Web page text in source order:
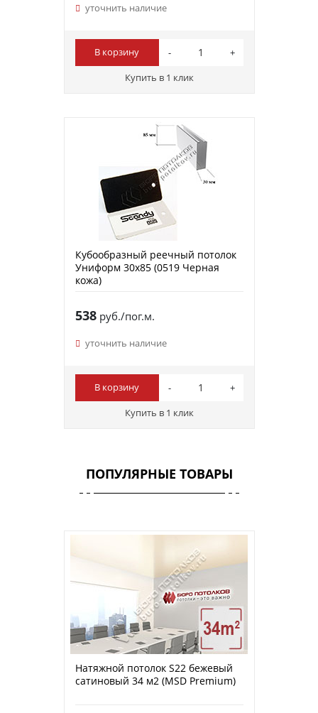
уточнить наличие
В корзину
Купить в 1 клик
Кубообразный реечный потолок
Униформ 30х85 (0519 Черная
кожа)
538руб./пог.м.
уточнить наличие
В корзину
Купить в 1 клик
ПОПУЛЯРНЫЕ ТОВАРЫ
Натяжной потолок S22 бежевый
сатиновый 34 м2 (MSD Premium)